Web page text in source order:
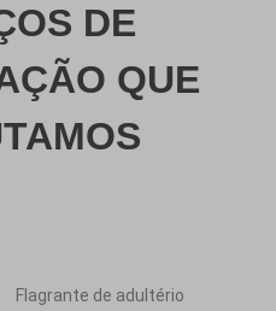
DE
QUE
Flagrante de adultério